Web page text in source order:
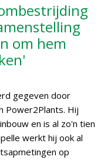
om hem
gegeven door
Power2Plants. Hij
en is al zo'n tien
werkt hij ook al
op